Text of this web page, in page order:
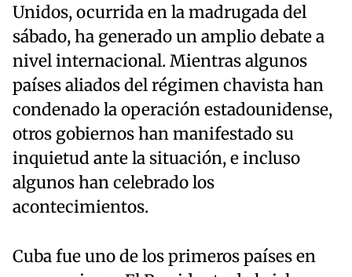
Unidos, ocurrida en la madrugada del
sábado, ha generado un amplio debate a
nivel internacional. Mientras algunos
países aliados del régimen chavista han
condenado la operación estadounidense,
otros gobiernos han manifestado su
inquietud ante la situación, e incluso
algunos han celebrado los
acontecimientos.
Cuba fue uno de los primeros países en